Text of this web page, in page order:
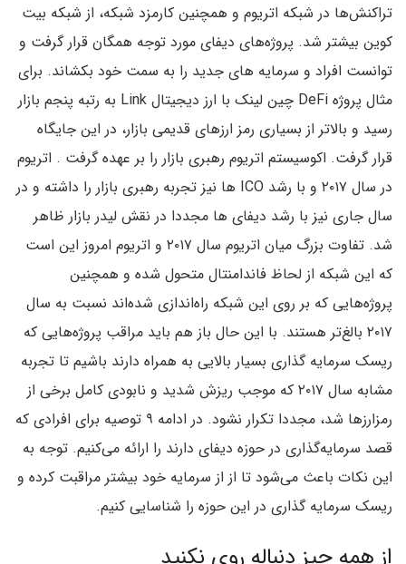
تراکنش‌ها در شبکه اتریوم و همچنین کارمزد شبکه، از شبکه بیت
کوین بیشتر شد. پروژه‌های دیفای مورد توجه همگان قرار گرفت و
توانست افراد و سرمایه های جدید را به سمت خود بکشاند. برای
مثال پروژه DeFi چین لینک با ارز دیجیتال Link به رتبه پنجم بازار
رسید و بالاتر از بسیاری رمز ارزهای قدیمی بازار، در این جایگاه
قرار گرفت. اکوسیستم اتریوم رهبری بازار را بر عهده گرفت . اتریوم
در سال ۲۰۱۷ و با رشد ICO ها نیز تجربه رهبری بازار را داشته و در
سال جاری نیز با رشد دیفای ها مجددا در نقش لیدر بازار ظاهر
شد. تفاوت بزرگ میان اتریوم سال ۲۰۱۷ و اتریوم امروز این است
که این شبکه از لحاظ فاندامنتال متحول شده و همچنین
پروژه‌هایی که بر روی این شبکه راه‌اندازی شده‌اند نسبت به سال
۲۰۱۷ بالغ‌تر هستند. با این حال باز هم باید مراقب پروژه‌هایی که
ریسک سرمایه گذاری بسیار بالایی به همراه دارند باشیم تا تجربه
مشابه سال ۲۰۱۷ که موجب ریزش شدید و نابودی کامل برخی از
رمزارزها شد، مجددا تکرار نشود. در ادامه ۹ توصیه برای افرادی که
قصد سرمایه‌گذاری در حوزه دیفای دارند را ارائه می‌کنیم. توجه به
این نکات باعث می‌شود تا از از سرمایه خود بیشتر مراقبت کرده و
ریسک سرمایه گذاری در این حوزه را شناسایی کنیم.